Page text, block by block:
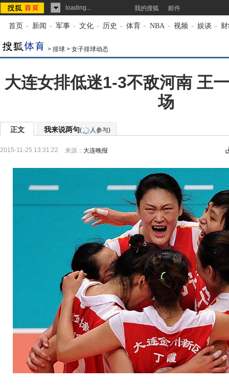
loading... 我的搜狐 邮件
首页 - 新闻 - 军事 - 文化 - 历史 - 体育 - NBA - 视频 - 娱谈 -
> 排球 > 女子排球动态
大连女排低迷1-3不敌河南 王
场
正文 我来说两句( 人参与)
2015-11-25 13:31:22 来源： 大连晚报